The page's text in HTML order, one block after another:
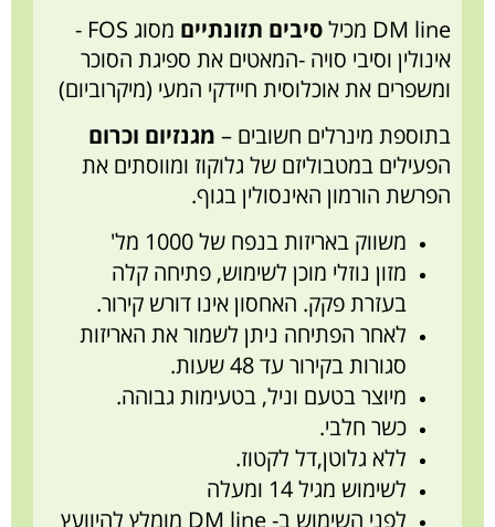
DM line מכיל
סיבים תזונתיים
מסוג FOS -
אינולין וסיבי סויה -המאטים את ספיגת הסוכר
ומשפרים את אוכלוסית חיידקי המעי (מיקרוביום)
בתוספת מינרלים חשובים – מגנזיום וכרום
הפעילים במטבוליזם של גלוקוז ומווסתים את
הפרשת הורמון האינסולין בגוף.
משווק באריזות בנפח של 1000 מל'
מזון נוזלי מוכן לשימוש, פתיחה קלה
בעזרת פקק. האחסון אינו דורש קירור.
לאחר הפתיחה ניתן לשמור את האריזות
סגורות בקירור עד 48 שעות.
מיוצר בטעם וניל, בטעימות גבוהה.
כשר חלבי.
ללא גלוטן,דל לקטוז.
לשימוש מגיל 14 ומעלה
לפני השימוש ב- DM line מומלץ להיוועץ